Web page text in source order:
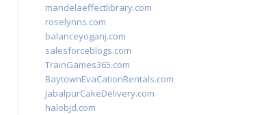
mandelaeffectlibrary.com
roselynns.com
balanceyoganj.com
salesforceblogs.com
TrainGames365.com
BaytownEvaCationRentals.com
JabalpurCakeDelivery.com
halobjd.com